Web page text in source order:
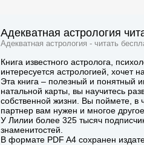
Адекватная астрология
Адекватная астрология - читать
Книга известного астролога,
интересуется астрологией, хочет
Эта книга – полезный и понятный
натальной карты, вы научитесь
собственной жизни. Вы поймете, в
партнер вам нужен и многое другое.
У Лилии более 325 тысяч
знаменитостей.
В формате PDF A4 сохранен